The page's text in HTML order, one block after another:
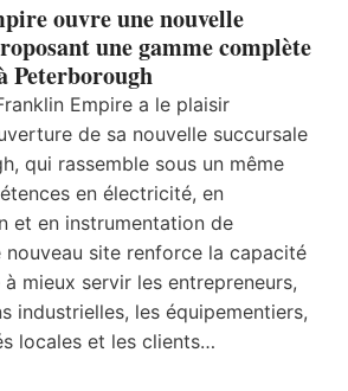
ouvre une nouvelle
une gamme complète
Peterborough
Empire a le plaisir
de sa nouvelle succursale
qui rassemble sous un même
en électricité, en
et en instrumentation de
nouveau site renforce la capacité
à mieux servir les entrepreneurs,
industrielles, les équipementiers,
locales et les clients…